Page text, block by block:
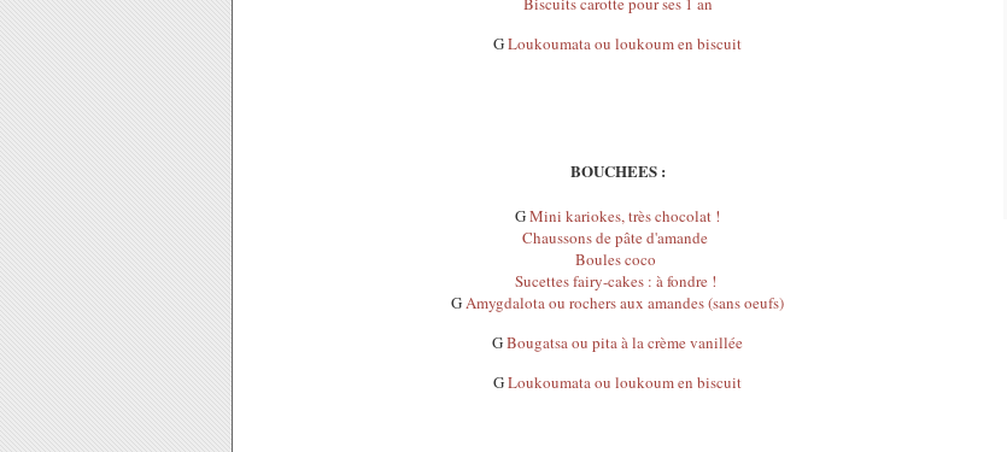
GLoukoumata ou loukoum en biscuit
BOUCHEES :
GMini kariokes, très chocolat !
Chaussons de pâte d'amande
Boules coco
Sucettes fairy-cakes : à fondre !
GAmygdalota ou rochers aux amandes (sans oeufs)
GBougatsa ou pita à la crème vanillée
GLoukoumata ou loukoum en biscuit